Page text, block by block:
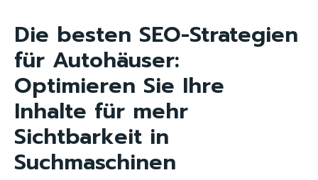
Die besten SEO-Strategien
für Autohäuser:
Optimieren Sie Ihre
Inhalte für mehr
Sichtbarkeit in
Suchmaschinen